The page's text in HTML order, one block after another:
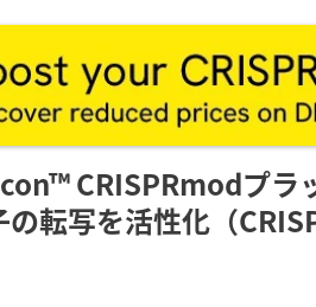
CRISPRmodプラ
転写を活性化（